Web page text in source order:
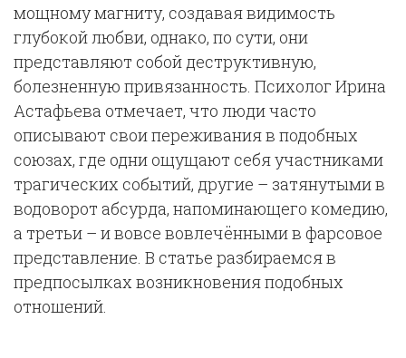
мощному магниту, создавая видимость
глубокой любви, однако, по сути, они
представляют собой деструктивную,
болезненную привязанность. Психолог Ирина
Астафьева отмечает, что люди часто
описывают свои переживания в подобных
союзах, где одни ощущают себя участниками
трагических событий, другие – затянутыми в
водоворот абсурда, напоминающего комедию,
а третьи – и вовсе вовлечёнными в фарсовое
представление. В статье разбираемся в
предпосылках возникновения подобных
отношений.